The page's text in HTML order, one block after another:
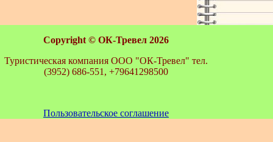
Copyright © ОК-Тревел 2026
Туристическая компания ООО "ОК-Тревел" тел.
(3952) 686-551, +79641298500
Пользовательское соглашение